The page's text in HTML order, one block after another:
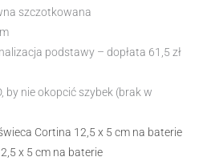
szczotkowana
podstawy – dopłata 61,5 zł
by nie okopcić szybek (brak w
Cortina 12,5 x 5 cm na baterie
x 5 cm na baterie